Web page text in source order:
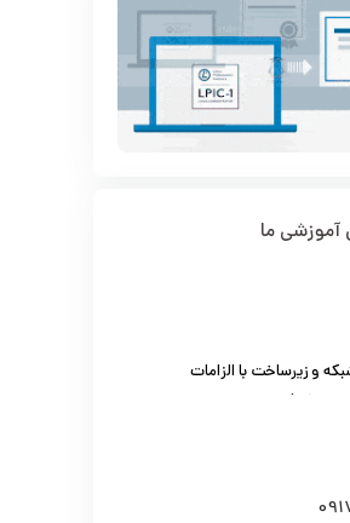
آموزشی ما
و زیرساخت با الزامات
شبکه)